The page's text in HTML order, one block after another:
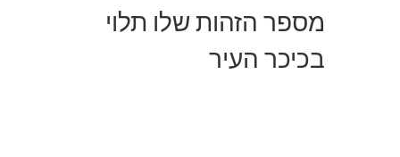
מספר הזהות שלו תלוי
בכיכר העיר